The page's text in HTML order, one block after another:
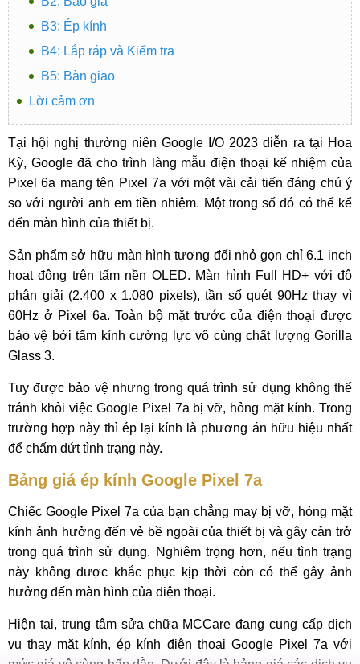
B3: Ép kính
B4: Lắp ráp và Kiểm tra
B5: Bàn giao
Lời cảm ơn
Tại hội nghị thường niên Google I/O 2023 diễn ra tại Hoa
Kỳ, Google đã cho trình làng mẫu điện thoại kế nhiệm của
Pixel 6a mang tên Pixel 7a với một vài cải tiến đáng chú ý
so với người anh em tiền nhiệm. Một trong số đó có thể kể
đến màn hình của thiết bị.
Sản phẩm sở hữu màn hình tương đối nhỏ gọn chỉ 6.1 inch
hoạt động trên tấm nền OLED. Màn hình Full HD+ với độ
phân giải (2.400 x 1.080 pixels), tần số quét 90Hz thay vì
60Hz ở Pixel 6a. Toàn bộ mặt trước của điện thoại được
bảo vệ bởi tấm kính cường lực vô cùng chất lượng Gorilla
Glass 3.
Tuy được bảo vệ nhưng trong quá trình sử dụng không thể
tránh khỏi việc Google Pixel 7a bị vỡ, hỏng mặt kính. Trong
trường hợp này thì ép lại kính là phương án hữu hiệu nhất
để chấm dứt tình trạng này.
Bảng giá ép kính Google Pixel 7a
Chiếc Google Pixel 7a của bạn chẳng may bị vỡ, hỏng mặt
kính ảnh hưởng đến vẻ bề ngoài của thiết bị và gây cản trở
trong quá trình sử dụng. Nghiêm trọng hơn, nếu tình trạng
này không được khắc phục kịp thời còn có thể gây ảnh
hưởng đến màn hình của điện thoại.
Hiện tại, trung tâm sửa chữa MCCare đang cung cấp dịch
vụ thay mặt kính, ép kính điện thoại Google Pixel 7a với